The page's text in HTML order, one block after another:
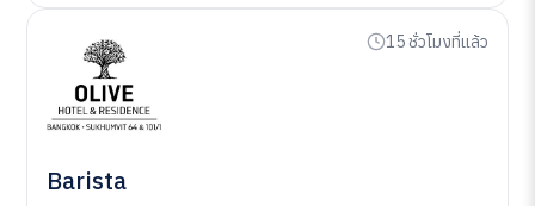
15 ชั่วโมงที่แล้ว
Barista